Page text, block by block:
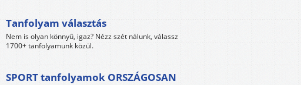
Tanfolyam választás
Nem is olyan könnyű, igaz? Nézz szét nálunk, válassz
1700+ tanfolyamunk közül.
SPORT tanfolyamok ORSZÁGOSAN